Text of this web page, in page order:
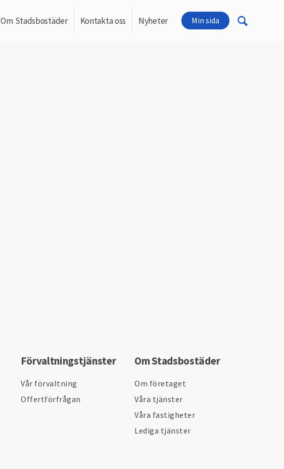
Om Stadsbostäder Kontakta oss Nyheter Min sida
Förvaltningstjänster
Vår förvaltning
Offertförfrågan
Om Stadsbostäder
Om företaget
Våra tjänster
Våra fastigheter
Lediga tjänster